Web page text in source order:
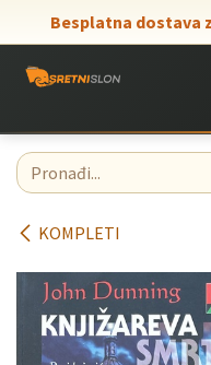
Skip to Content
Besplatna dostava
KOMPLETI